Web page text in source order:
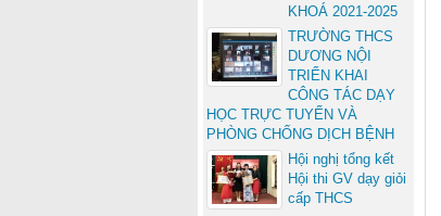
KHOÁ 2021-2025
TRƯỜNG THCS
DƯƠNG NỘI
TRIỂN KHAI
CÔNG TÁC DẠY
HỌC TRỰC TUYẾN VÀ
PHÒNG CHỐNG DỊCH BỆNH
Hội nghị tổng kết
Hội thi GV dạy giỏi
cấp THCS